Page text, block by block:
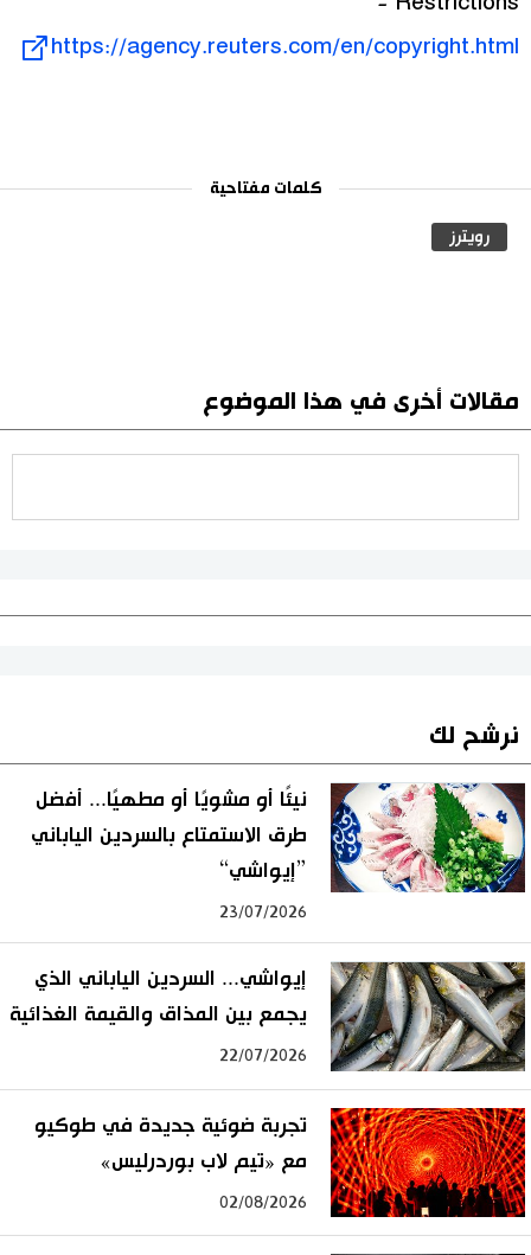
https://agency.reuters.com/en/copyright.html
كلمات مفتاحية
رويترز
مقالات أخرى في هذا الموضوع
نرشح لك
نيئًا أو مشويًا أو مطهيًا... أفضل
طرق الاستمتاع بالسردين الياباني
”إيواشي“
23/07/2026
إيواشي... السردين الياباني الذي
يجمع بين المذاق والقيمة الغذائية
22/07/2026
تجربة ضوئية جديدة في طوكيو
مع «تيم لاب بوردرليس»
02/08/2026